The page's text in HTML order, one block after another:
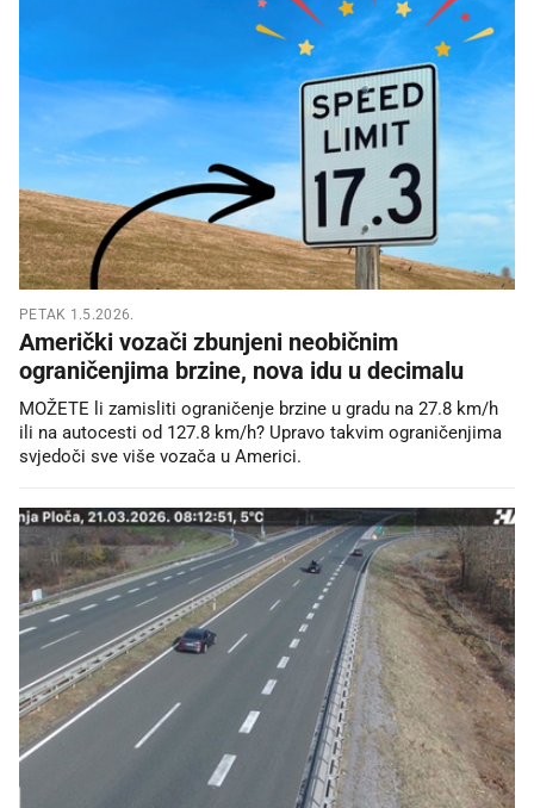
PETAK 1.5.2026.
Američki vozači zbunjeni neobičnim
ograničenjima brzine, nova idu u decimalu
MOŽETE li zamisliti ograničenje brzine u gradu na 27.8 km/h
ili na autocesti od 127.8 km/h? Upravo takvim ograničenjima
svjedoči sve više vozača u Americi.